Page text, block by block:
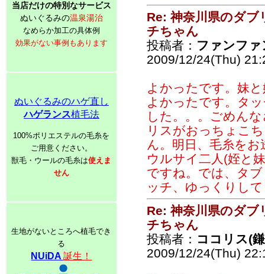
当店だけの特別なサービス
ぬいぐるみの温泉湯治
なめらか加工の具体例
効果がない事例もあります
ぬいぐるみのハゲ直し
ハゲランス植毛法
100%ポリエステルの毛糸を
ご用意ください。
獣毛・ウールの毛糸は使えま
せん
生地がないところへ植毛でき
る
NUiDA誕生！
Re: 神奈川県のダ
チちゃん
投稿者： ファンフ
2009/12/24(Thu)
よかったです。妹
よかったです。タ
した。。。ごめん
リスがおっちょこ
ん。明日、毛糸を
ウルサイ二人(姪と
ですね。では、タ
ッチ、ゆっくりし
Re: 神奈川県のダ
チちゃん
投稿者： ココリス(
2009/12/24(Thu)